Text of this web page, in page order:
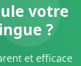
votre
?
et efficace